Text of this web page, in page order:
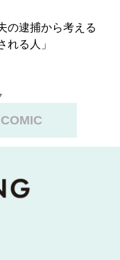
の逮捕から考える
れる人」
COMIC